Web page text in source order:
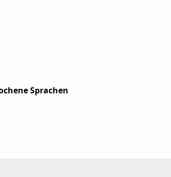
Sprachen
Sprachen